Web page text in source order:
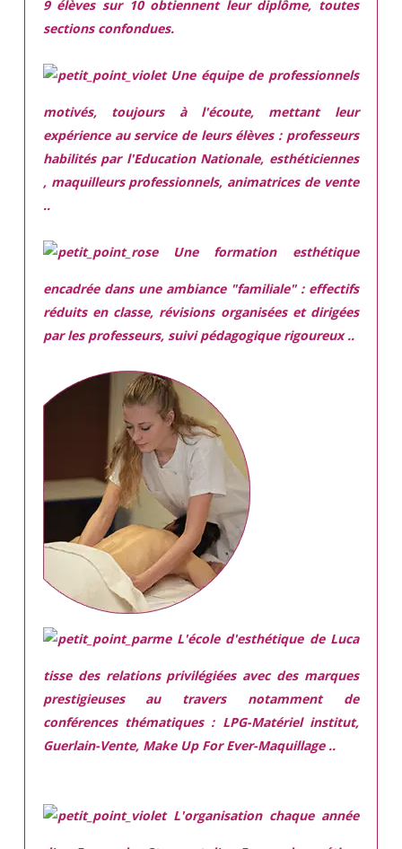
9 élèves sur 10 obtiennent leur diplôme, toutes
sections confondues.
Une équipe de professionnels
motivés,toujours à l'écoute, mettant leur
expérience au service de leurs élèves : professeurs
habilités par l'Education Nationale, esthéticiennes
, maquilleurs professionnels, animatrices de vente
..
Une formation esthétique
encadrée dans une ambiance "familiale" : effectifs
réduits en classe, révisions organisées et dirigées
par les professeurs, suivi pédagogique rigoureux ..
L'école d'esthétique de Luca
tisse des relations privilégiées avec des marques
prestigieuses au travers notamment de
conférences thématiques : LPG-Matériel institut,
Guerlain-Vente, Make Up For Ever-Maquillage ..
L'organisation chaque année